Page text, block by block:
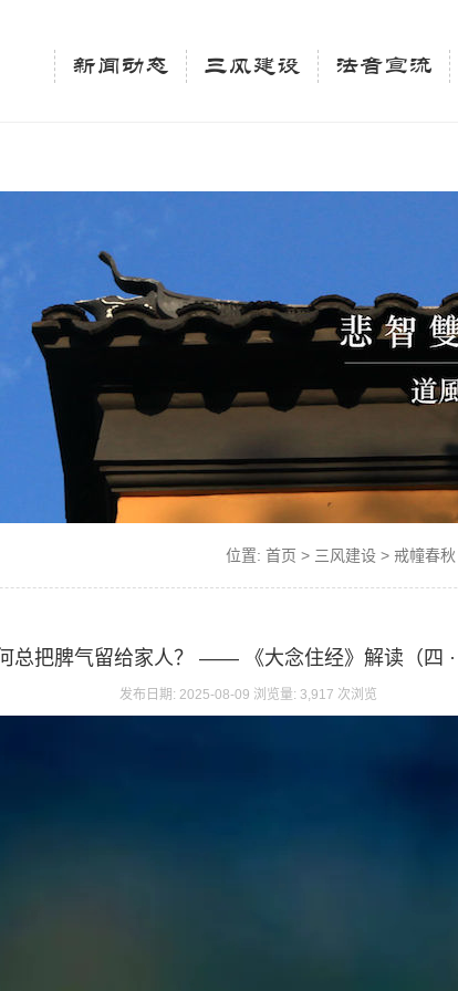
新闻动态 三风建设 法音宣流
位置: 首页 > 三风建设 > 戒幢春秋
总把脾气留给家人？ —— 《大念住经》解读（四 ·
发布日期: 2025-08-09 浏览量: 3,917 次浏览